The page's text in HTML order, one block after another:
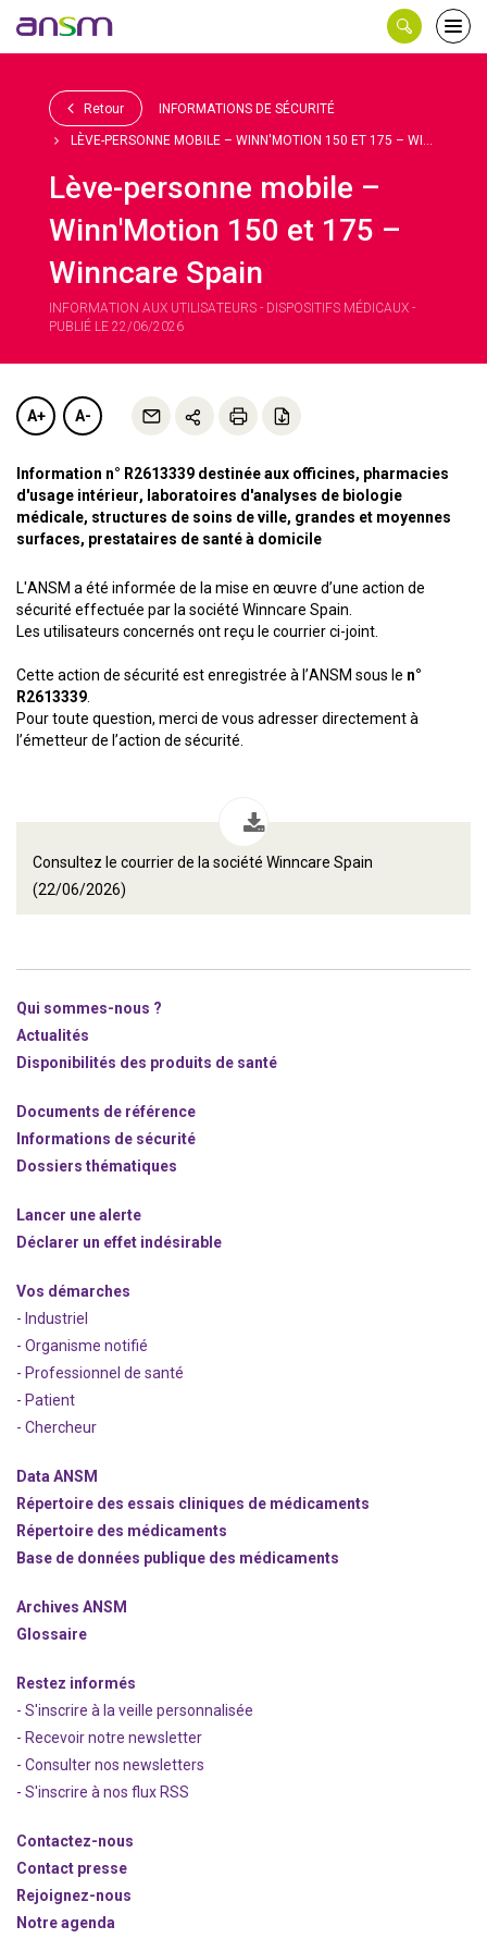
le
Retour INFORMATIONS DE SÉCURITÉ
LÈVE-PERSONNE MOBILE – WINN'MOTION 150 ET 175 – WI...
Lève-personne mobile –
Winn'Motion 150 et 175 –
Winncare Spain
INFORMATION AUX UTILISATEURS - DISPOSITIFS MÉDICAUX -
PUBLIÉ LE 22/06/2026
A+ A-
Information n° R2613339 destinée aux officines, pharmacies
d'usage intérieur, laboratoires d'analyses de biologie
médicale, structures de soins de ville, grandes et moyennes
surfaces, prestataires de santé à domicile
L'ANSM a été informée de la mise en œuvre d’une action de
sécurité effectuée par la société Winncare Spain.
Les utilisateurs concernés ont reçu le courrier ci-joint.
Cette action de sécurité est enregistrée à l’ANSM sous le n°
R2613339
Pour toute question, merci de vous adresser directement à
l’émetteur de l’action de sécurité.
Consultez le courrier de la société Winncare Spain
(22/06/2026)
Qui sommes-nous ?
Actualités
Disponibilités des produits de santé
Documents de référence
Informations de sécurité
Dossiers thématiques
Lancer une alerte
Déclarer un effet indésirable
Vos démarches
- Industriel
- Organisme notifié
- Professionnel de santé
- Patient
- Chercheur
Data ANSM
Répertoire des essais cliniques de médicaments
Répertoire des médicaments
Base de données publique des médicaments
Archives ANSM
Glossaire
Restez informés
- S'inscrire à la veille personnalisée
- Recevoir notre newsletter
- Consulter nos newsletters
- S'inscrire à nos flux RSS
Contactez-nous
Contact presse
Rejoignez-nous
Notre agenda